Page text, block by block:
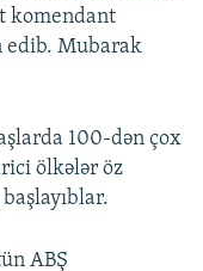
komendant
edib. Mubarak
100-dən çox
ölkələr öz
ABŞ